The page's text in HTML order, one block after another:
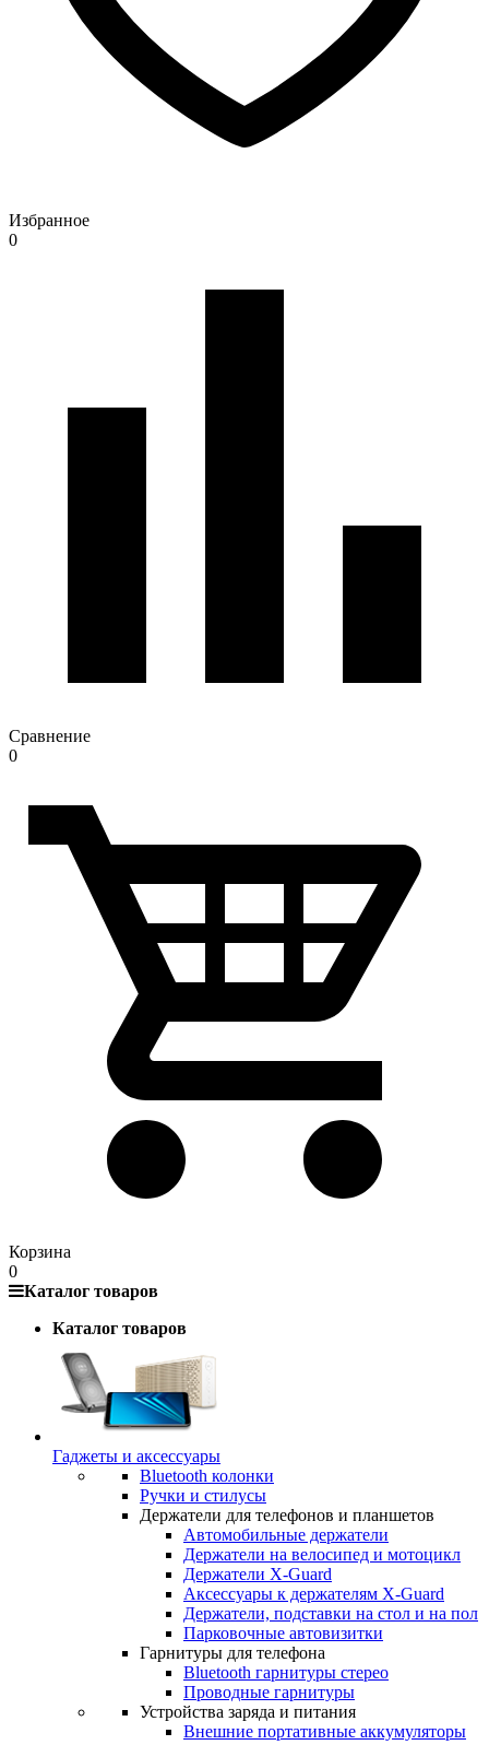
Избранное
0
Сравнение
0
Корзина
0
Каталог товаров
Каталог товаров
Гаджеты и аксессуары
Bluetooth колонки
Ручки и стилусы
Держатели для телефонов и планшетов
Автомобильные держатели
Держатели на велосипед и мотоцикл
Держатели X-Guard
Аксессуары к держателям X-Guard
Держатели, подставки на стол и на пол
Парковочные автовизитки
Гарнитуры для телефона
Bluetooth гарнитуры стерео
Проводные гарнитуры
Устройства заряда и питания
Внешние портативные аккумуляторы